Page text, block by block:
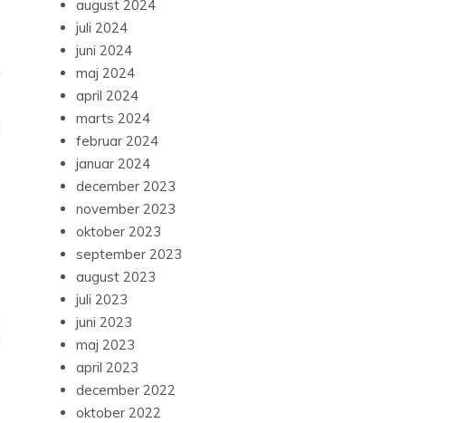
august 2024
juli 2024
juni 2024
maj 2024
april 2024
marts 2024
februar 2024
januar 2024
december 2023
november 2023
oktober 2023
september 2023
august 2023
juli 2023
juni 2023
maj 2023
april 2023
december 2022
oktober 2022